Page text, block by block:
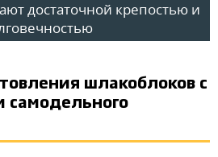
достаточной крепостью и
шлакоблоков с
самодельного